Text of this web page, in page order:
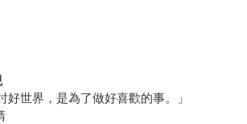
世界，是為了做好喜歡的事。」